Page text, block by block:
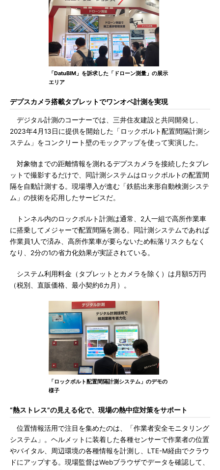
「DatuBIM」を訴求した「ドローン測量」の展示
エリア
デプスカメラ搭載タブレットでワンオペ計測を実現
デジタル計測のコーナーでは、三井住友建設と共同開発し、
2023年4月13日に提供を開始した「ロックボルト配置間隔計測シ
ステム」をコンクリート壁のモックアップを使って実演した。
対象物までの距離情報を測れるデプスカメラを接続したタブレ
ットで撮影するだけで、同計測システムはロックボルトの配置間
隔を自動計測する。現場導入が進む「鉄筋出来形自動検測システ
ム」の技術を応用したサービスだ。
トンネル内のロックボルト計測は通常、2人一組で高所作業車
に搭乗してメジャーで配置間隔を測る。同計測システムであれば
作業員1人で済み、高所作業車が要らないため転落リスクもなく
なり、2分の1の省力化効果が実証されている。
システム利用料金（タブレットとカメラを除く）は月額5万円
（税別、直販価格、最小契約6カ月）。
「ロックボルト配置間隔計測システム」のデモの
様子
“熱ストレス”の見える化で、現場の熱中症対策をサポート
位置情報活用で注目を集めたのは、「作業者安全モニタリング
システム」。ヘルメットに装着した各種センサーで作業者の位置
やバイタル、周辺環境の各種情報を計測し、LTE-M経由でクラウ
ドにアップする。現場監督はWebブラウザでデータを確認して、